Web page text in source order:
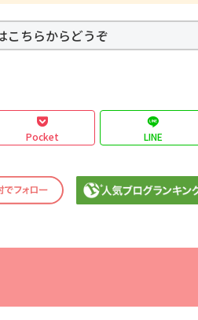
ちらからどうぞ
Pocket LINE